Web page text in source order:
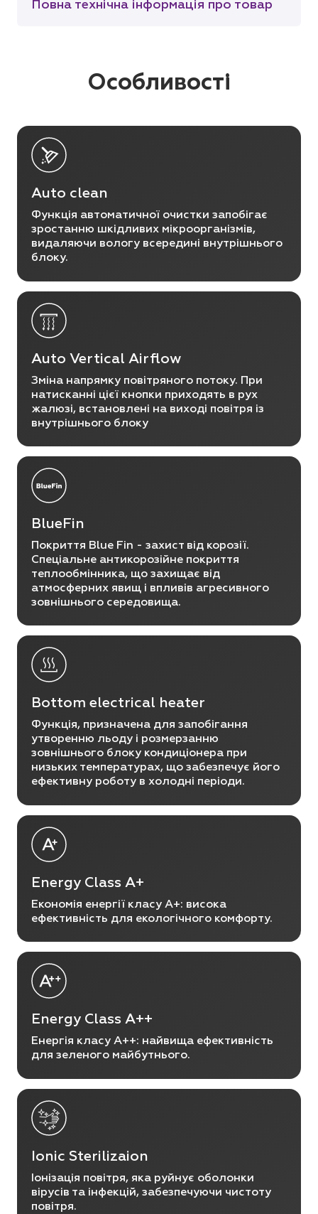
Повна технічна інформація про товар
Особливості
Auto clean
Функція автоматичної очистки запобігає
зростанню шкідливих мікроорганізмів,
видаляючи вологу всередині внутрішнього
блоку.
Auto Vertical Airﬂow
Зміна напрямку повітряного потоку. При
натисканні цієї кнопки приходять в рух
жалюзі, встановлені на виході повітря із
внутрішнього блоку
BlueFin
Покриття Blue Fin - захист від корозії.
Спеціальне антикорозійне покриття
теплообмінника, що захищає від
атмосферних явищ і впливів агресивного
зовнішнього середовища.
Bottom electrical heater
Функція, призначена для запобігання
утворенню льоду і розмерзанню
зовнішнього блоку кондиціонера при
низьких температурах, що забезпечує його
ефективну роботу в холодні періоди.
Energy Class A+
Економія енергії класу A+: висока
ефективність для екологічного комфорту.
Energy Class A++
Енергія класу A++: найвища ефективність
для зеленого майбутнього.
Ionic Sterilizaion
Іонізація повітря, яка руйнує оболонки
вірусів та інфекцій, забезпечуючи чистоту
повітря.